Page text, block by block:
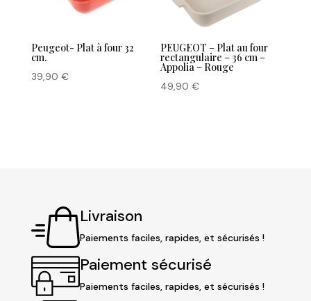
Peugeot- Plat à four 32
cm.
39,90 €
PEUGEOT – Plat au four
rectangulaire – 36 cm –
Appolia – Rouge
49,90€
Livraison
Paiements faciles, rapides, et sécurisés !
Paiement sécurisé
Paiements faciles, rapides, et sécurisés !